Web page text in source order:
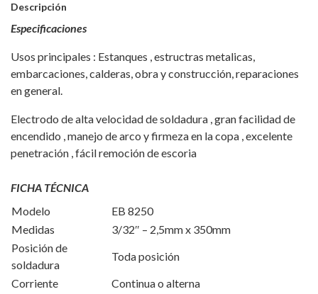
Descripción
Especificaciones
Usos principales : Estanques , estructras metalicas,
embarcaciones, calderas, obra y construcción, reparaciones
en general.
Electrodo de alta velocidad de soldadura , gran facilidad de
encendido , manejo de arco y firmeza en la copa , excelente
penetración , fácil remoción de escoria
FICHA TÉCNICA
Modelo
EB 8250
Medidas
3/32″ – 2,5mm x 350mm
Posición de
soldadura
Toda posición
Corriente
Continua o alterna